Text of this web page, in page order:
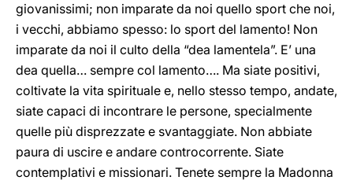
giovanissimi; non imparate da noi quello sport che noi,
i vecchi, abbiamo spesso: lo sport del lamento! Non
imparate da noi il culto della “dea lamentela”. E’ una
dea quella… sempre col lamento…. Ma siate positivi,
coltivate la vita spirituale e, nello stesso tempo, andate,
siate capaci di incontrare le persone, specialmente
quelle più disprezzate e svantaggiate. Non abbiate
paura di uscire e andare controcorrente. Siate
contemplativi e missionari. Tenete sempre la Madonna